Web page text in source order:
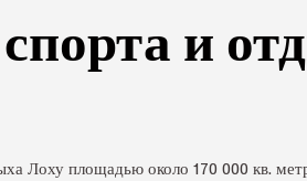
и
Лоху площадью около 170 000 кв.